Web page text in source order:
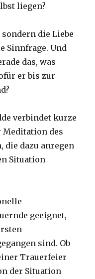
liegen?
die Liebe
Sinnfrage. Und
das, was
er bis zur
verbindet kurze
Meditation des
die dazu anregen
Situation
geeignet,
sind. Ob
Trauerfeier
der Situation